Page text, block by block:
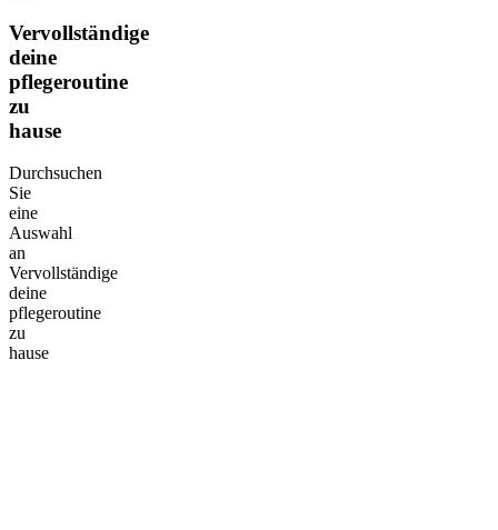
Vervollständige
deine
pflegeroutine
zu
hause
Durchsuchen
Sie
eine
Auswahl
an
Vervollständige
deine
pflegeroutine
zu
hause